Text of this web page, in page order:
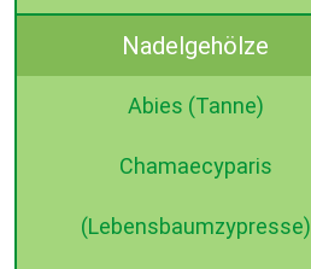
Nadelgehölze
Abies (Tanne)
Chamaecyparis
(Lebensbaumzypresse)